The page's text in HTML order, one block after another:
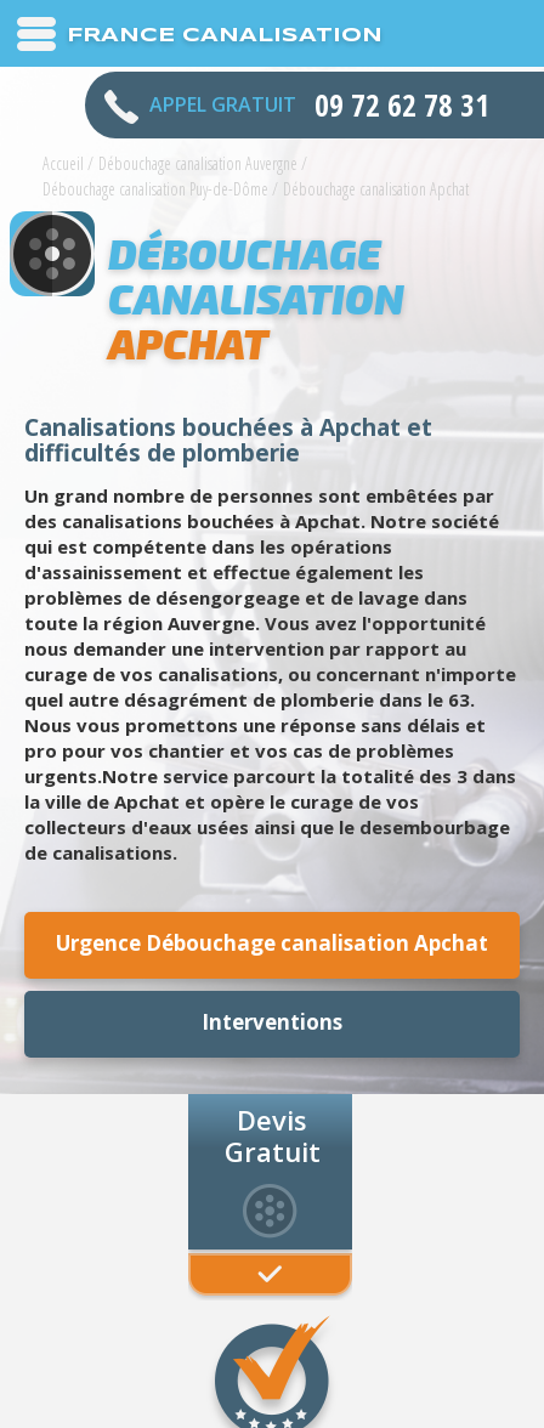
FRANCE CANALISATION
APPEL GRATUIT 09 72 62 78 31
Accueil / Débouchage canalisation Auvergne /
Débouchage canalisation Puy-de-Dôme / Débouchage canalisation Apchat
DÉBOUCHAGE
CANALISATION
APCHAT
Canalisations bouchées à Apchat et
difficultés de plomberie
Un grand nombre de personnes sont embêtées par
des canalisations bouchées à Apchat. Notre société
qui est compétente dans les opérations
d'assainissement et effectue également les
problèmes de désengorgeage et de lavage dans
toute la région Auvergne. Vous avez l'opportunité
nous demander une intervention par rapport au
curage de vos canalisations, ou concernant n'importe
quel autre désagrément de plomberie dans le 63.
Nous vous promettons une réponse sans délais et
pro pour vos chantier et vos cas de problèmes
urgents.Notre service parcourt la totalité des 3 dans
la ville de Apchat et opère le curage de vos
collecteurs d'eaux usées ainsi que le desembourbage
de canalisations.
Urgence Débouchage canalisation Apchat
Interventions
Devis
Gratuit